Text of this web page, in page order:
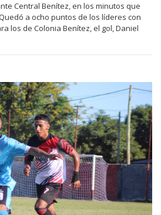
Central Benítez, en los minutos que
a ocho puntos de los líderes con
los de Colonia Benítez, el gol, Daniel